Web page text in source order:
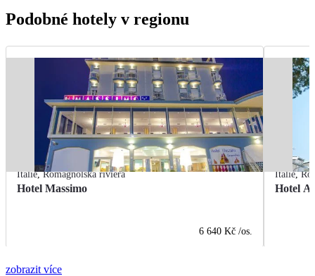
Podobné hotely v regionu
Itálie,Romagnolská riviéra
Hotel Massimo
6 640 Kč /os.
Itálie,
Hotel
zobrazit více